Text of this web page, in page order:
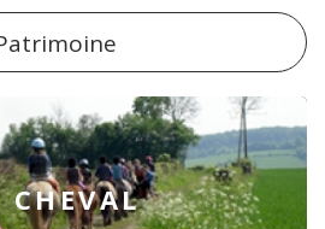
CHEVAL